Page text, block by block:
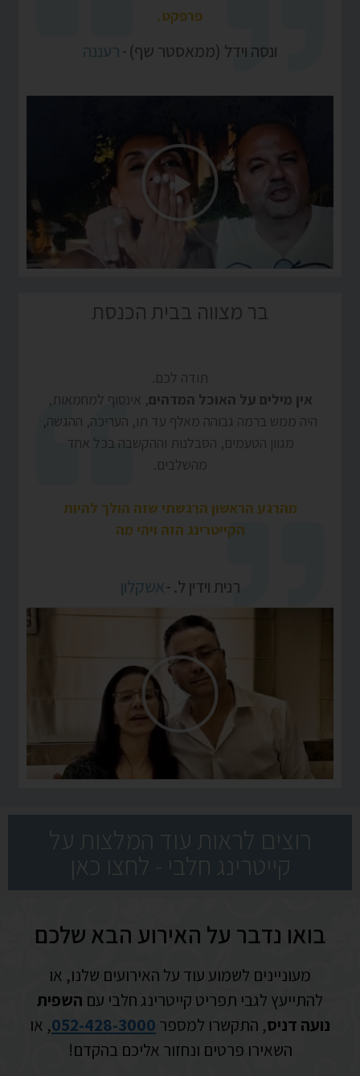
פרפקט.
ונסה וידל (ממאסטר שף) - רעננה
בר מצווה בבית הכנסת
תודה לכם.
אין מילים על האוכל המדהים, אינסוף למחמאות,
היה ממש ברמה גבוהה מאלף עד תו, העריכה, ההגשה,
מגוון הטעמים, הסבלנות וההקשבה בכל אחד
מהשלבים.
מהרגע הראשון הרגשתי שזה הולך להיות
הקייטרינג הזה ויהי מה
רנית וידין ל. - אשקלון
רוצים לראות עוד המלצות על
קייטרינג חלבי - לחצו כאן
בואו נדבר על האירוע הבא שלכם
מעוניינים לשמוע עוד על האירועים שלנו, או
להתייעץ לגבי תפריט קייטרינג חלבי עם השפית
נועה דניס, התקשרו למספר 052-428-3000, או
השאירו פרטים ונחזור אליכם בהקדם!